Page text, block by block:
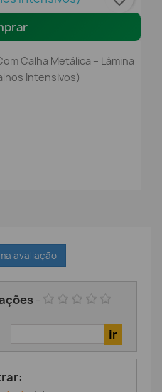
Calha Metálica – Lâmina
Intensivos)
avaliação
-